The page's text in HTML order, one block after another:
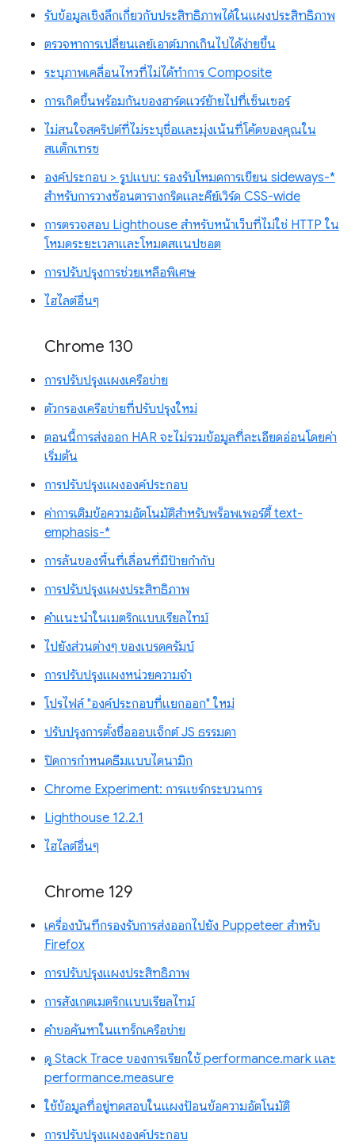
รับข้อมูลเชิงลึกเกี่ยวกับประสิทธิภาพได้ในแผงประสิทธิภาพ
ตรวจหาการเปลี่ยนเลย์เอาต์มากเกินไปได้ง่ายขึ้น
ระบุภาพเคลื่อนไหวที่ไม่ได้ทำการ Composite
การเกิดขึ้นพร้อมกันของฮาร์ดแวร์ย้ายไปที่เซ็นเซอร์
ไม่สนใจสคริปต์ที่ไม่ระบุชื่อและมุ่งเน้นที่โค้ดของคุณใน
สแต็กเทรซ
องค์ประกอบ > รูปแบบ: รองรับโหมดการเขียน sideways-*
สำหรับการวางซ้อนตารางกริดและคีย์เวิร์ด CSS-wide
การตรวจสอบ Lighthouse สำหรับหน้าเว็บที่ไม่ใช่ HTTP ใน
โหมดระยะเวลาและโหมดสแนปชอต
การปรับปรุงการช่วยเหลือพิเศษ
ไฮไลต์อื่นๆ
Chrome 130
การปรับปรุงแผงเครือข่าย
ตัวกรองเครือข่ายที่ปรับปรุงใหม่
ตอนนี้การส่งออก HAR จะไม่รวมข้อมูลที่ละเอียดอ่อนโดยค่า
เริ่มต้น
การปรับปรุงแผงองค์ประกอบ
ค่าการเติมข้อความอัตโนมัติสำหรับพร็อพเพอร์ตี้ text-
emphasis-*
การล้นของพื้นที่เลื่อนที่มีป้ายกำกับ
การปรับปรุงแผงประสิทธิภาพ
คำแนะนำในเมตริกแบบเรียลไทม์
ไปยังส่วนต่างๆ ของเบรดครัมบ์
การปรับปรุงแผงหน่วยความจำ
โปรไฟล์ "องค์ประกอบที่แยกออก" ใหม่
ปรับปรุงการตั้งชื่อออบเจ็กต์ JS ธรรมดา
ปิดการกำหนดธีมแบบไดนามิก
Chrome Experiment: การแชร์กระบวนการ
Lighthouse 12.2.1
ไฮไลต์อื่นๆ
Chrome 129
เครื่องบันทึกรองรับการส่งออกไปยัง Puppeteer สำหรับ
Firefox
การปรับปรุงแผงประสิทธิภาพ
การสังเกตเมตริกแบบเรียลไทม์
คำขอค้นหาในแทร็กเครือข่าย
ดู Stack Trace ของการเรียกใช้ performance.mark และ
performance.measure
ใช้ข้อมูลที่อยู่ทดสอบในแผงป้อนข้อความอัตโนมัติ
การปรับปรุงแผงองค์ประกอบ